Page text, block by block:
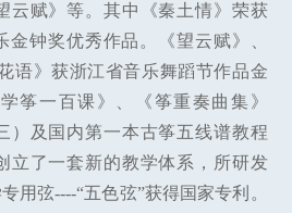
云赋》等。其中《秦土情》荣获
金钟奖优秀作品。《望云赋》、
语》获浙江省音乐舞蹈节作品金
筝一百课》、《筝重奏曲集》
）及国内第一本古筝五线谱教程
立了一套新的教学体系，所研发
用弦----“五色弦”获得国家专利。